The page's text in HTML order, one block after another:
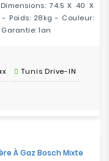
74.5 X 40 X
- Poids: 28kg - Couleur:
1an
Tunis Drive-IN
À Gaz Bosch Mixte